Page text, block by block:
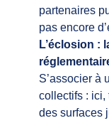
partenaires
pas encore
L’éclosion :
S’associer à
collectifs : ici,
des surfaces